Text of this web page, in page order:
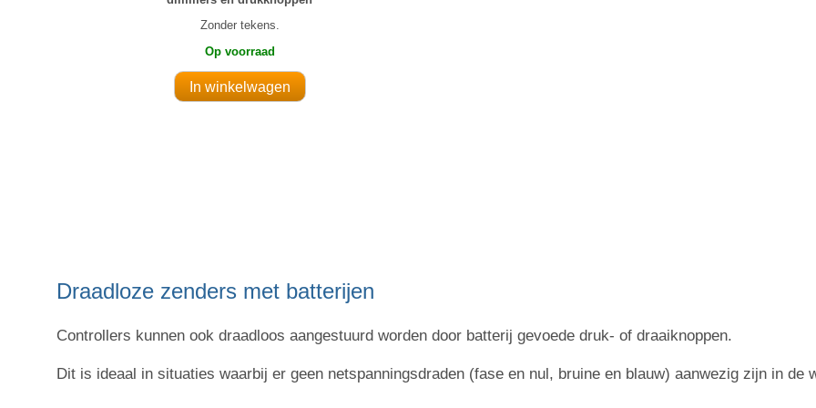
Zonder tekens.
Op voorraad
Draadloze zenders met batterijen
Controllers kunnen ook draadloos aangestuurd worden door batterij gevoede druk- of draaiknoppen.
Dit is ideaal in situaties waarbij er geen netspanningsdraden (fase en nul, bruine en blauw) aanwezig zijn in de